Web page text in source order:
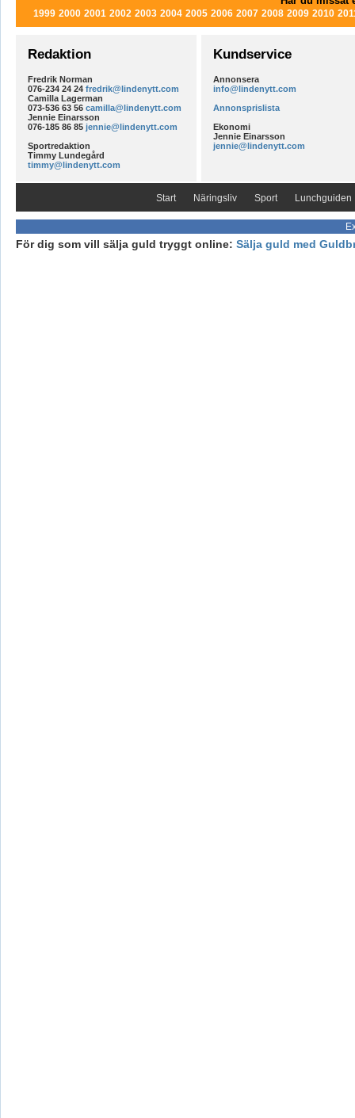
1999 2000 2001 2002 2003 2004 2005 2006 2007 2008 2009 2010
Redaktion
Fredrik Norman
076-234 24 24 fredrik@lindenytt.com
Camilla Lagerman
073-536 63 56 camilla@lindenytt.com
Jennie Einarsson
076-185 86 85 jennie@lindenytt.com
Sportredaktion
Timmy Lundegård
timmy@lindenytt.com
Kundservice
Annonsera
info@lindenytt.com
Annonsprislista
Ekonomi
Jennie Einarsson
jennie@lindenytt.com
Start Näringsliv Sport Lunchguiden
För dig som vill sälja guld tryggt online: Sälja guld med